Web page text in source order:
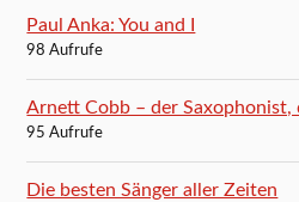
Paul Anka: You and I
98 Aufrufe
Arnett Cobb – der Saxophonist,
95 Aufrufe
Die besten Sänger aller Zeiten